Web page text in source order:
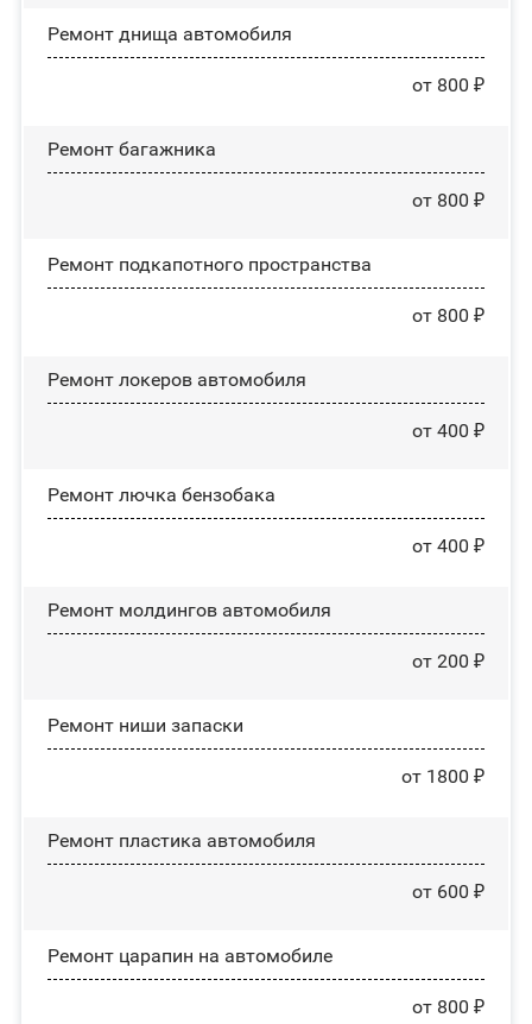
Ремонт днища автомобиля
от 800 ₽
Ремонт багажника
от 800 ₽
Ремонт подкапотного пространства
от 800 ₽
Ремонт лoĸepoв автомобиля
от 400 ₽
Ремонт лючка бензобака
от 400 ₽
Ремонт молдингов автомобиля
от 200 ₽
Ремонт ниши запаски
от 1800 ₽
Ремонт пластика автомобиля
от 600 ₽
Ремонт царапин на автомобиле
от 800 ₽